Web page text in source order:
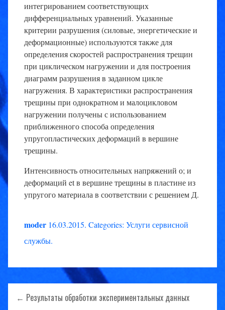
интегрированием соответствующих
дифференциальных уравнений. Указанные
критерии разрушения (силовые, энергетические и
деформационные) используются также для
определения скоростей распространения трещин
при циклическом нагружении и для построения
диаграмм разрушения в заданном цикле
нагружения. В характеристики распространения
трещины при однократном и малоцикловом
нагружении получены с использованием
приближенного способа определения
упругопластических деформаций в вершине
трещины.
Интенсивность относительных напряжений о; и
деформаций et в вершине трещины в пластине из
упругого материала в соответствии с решением Д.
moder 16.03.2015. Categories: Услуги сервисной
службы.
Навигация
← Результаты обработки экспериментальных данных